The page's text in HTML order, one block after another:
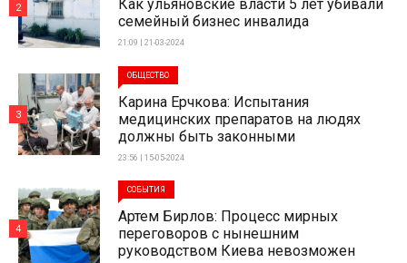
Как ульяновские власти 5 лет убивали
семейный бизнес инвалида
21:09 | 21-03-2024
2
ОБЩЕСТВО
Карина Ерчкова: Испытания
медицинских препаратов на людях
должны быть законными
23:56 | 15-05-2024
3
СОБЫТИЯ
Артем Бирлов: Процесс мирных
переговоров с нынешним
руководством Киева невозможен
4